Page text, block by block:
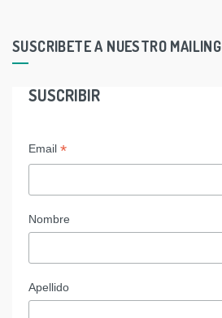
SUSCRIBETE A NUESTRO MAILING
SUSCRIBIR
Email *
Nombre
Apellido